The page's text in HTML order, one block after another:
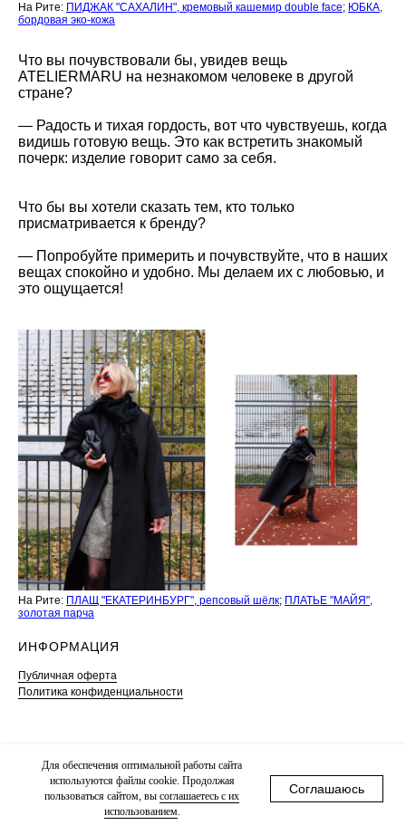
Для обеспечения оптимальной работы сайта
используются файлы сооkіе. Продолжая
пользоваться сайтом, вы соглашаетесь с их
использованием.
Соглашаюсь
На Рите: ПИДЖАК "САХАЛИН", кремовый кашемир double face; ЮБКА,
бордовая эко-кожа
Что вы почувствовали бы, увидев вещь
ATELIERMARU на незнакомом человеке в другой
стране?
— Радость и тихая гордость, вот что чувствуешь, когда
видишь готовую вещь. Это как встретить знакомый
почерк: изделие говорит само за себя.
Что бы вы хотели сказать тем, кто только
присматривается к бренду?
— Попробуйте примерить и почувствуйте, что в наших
вещах спокойно и удобно. Мы делаем их с любовью, и
это ощущается!
На Рите: ПЛАЩ "ЕКАТЕРИНБУРГ", репсовый шёлк; ПЛАТЬЕ "МАЙЯ",
золотая парча
ИНФОРМАЦИЯ
Публичная оферта
Политика конфиденциальности